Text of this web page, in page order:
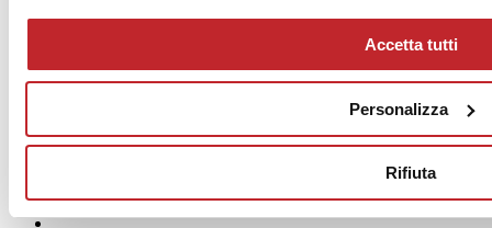
Accetta tutti
Personalizza
Rifiuta
aziende